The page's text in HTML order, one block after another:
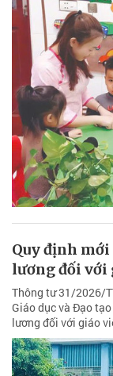
Quy định mới
lương đối với
Thông tư 31/2026/
Giáo dục và Đạo
lương đối với giáo